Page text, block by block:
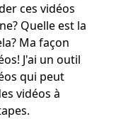
ces vidéos
Quelle est la
Ma façon
J'ai un outil
qui peut
vidéos à